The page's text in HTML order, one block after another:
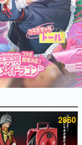
2860